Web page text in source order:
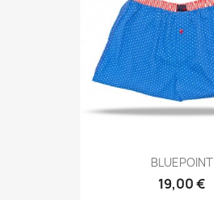
BLUEPOINT
19,00 €